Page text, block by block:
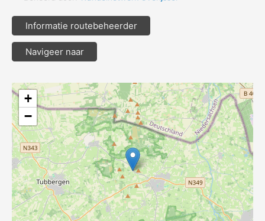
Informatie routebeheerder
Navigeer naar
+
−